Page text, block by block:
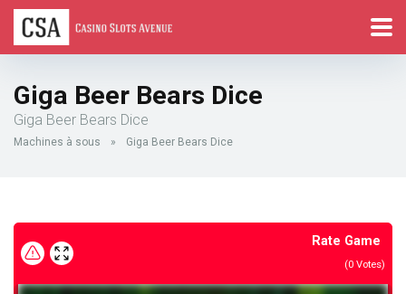
Giga Beer Bears Dice
Giga Beer Bears Dice
Machines à sous » Giga Beer Bears Dice
Rate Game
(0 Votes)